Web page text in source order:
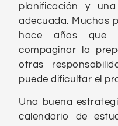
planificación y
adecuada. Muchas
hace años que
compaginar la
otras
puede dificultar el
Una buena
calendario de